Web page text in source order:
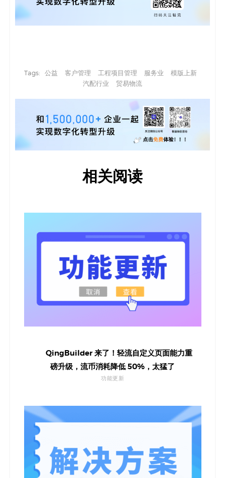
Tags: 公益 客户管理 工程项目管理 服务业
模版上新
汽配行业
贸易物流
相关阅读
QingBuilder 来了！轻流自定义页面能力重
磅升级，流币消耗降低 50%，太猛了
功能更新